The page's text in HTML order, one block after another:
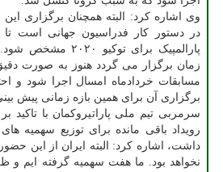
وی اشاره کرد: البته همچنان برگزاری این
در دستور کار فدراسیون جهانی است
پارالمپیک برای
زمان برگزار می گردد هنوز به صورت
مسابقات خردادماه امسال اجرا شود و
برگزاری آن برای همین بازه زمانی پیش
سرمربی تیم ملی پاراتیروکمان با تاکید
رویداد باقی مانده برای توزیع سهمیه
داشت، اشاره کرد: البته ایران از این
نخواهد بود. ما هفت سهمیه گرفته ایم